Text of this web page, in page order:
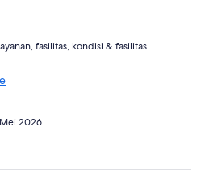
fasilitas, kondisi & fasilitas
2026